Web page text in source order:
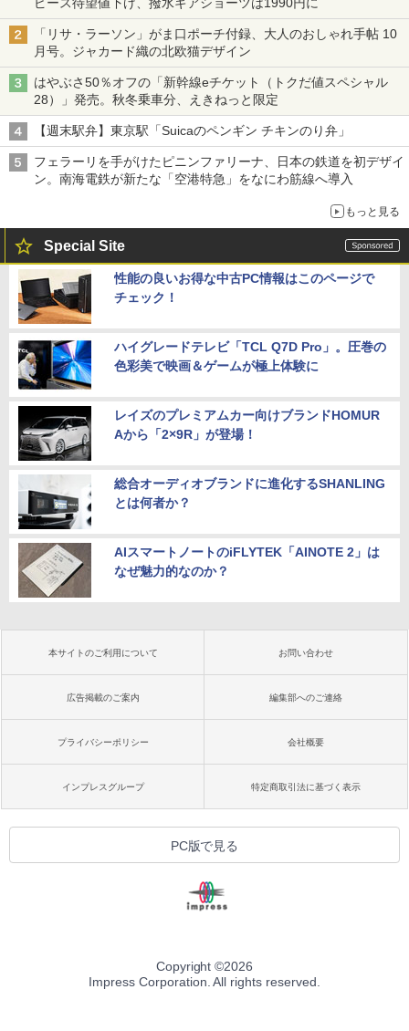
「リサ・ラーソン」がま口ポーチ付録、大人のおしゃれ手帖 10
月号。ジャカード織の北欧猫デザイン
はやぶさ50％オフの「新幹線eチケット（トクだ値スペシャル
28）」発売。秋冬乗車分、えきねっと限定
【週末駅弁】東京駅「Suicaのペンギン チキンのり弁」
フェラーリを手がけたピニンファリーナ、日本の鉄道を初デザイ
ン。南海電鉄が新たな「空港特急」をなにわ筋線へ導入
もっと見る
Special Site
性能の良いお得な中古PC情報はこのページで
チェック！
ハイグレードテレビ「TCL Q7D Pro」。圧巻の
色彩美で映画＆ゲームが極上体験に
レイズのプレミアムカー向けブランドHOMUR
Aから「2×9R」が登場！
総合オーディオブランドに進化するSHANLING
とは何者か？
AIスマートノートのiFLYTEK「AINOTE 2」は
なぜ魅力的なのか？
本サイトのご利用について お問い合わせ
広告掲載のご案内 編集部へのご連絡
プライバシーポリシー 会社概要
インプレスグループ 特定商取引法に基づく表示
PC版で見る
Copyright ©2026
Impress Corporation. All rights reserved.